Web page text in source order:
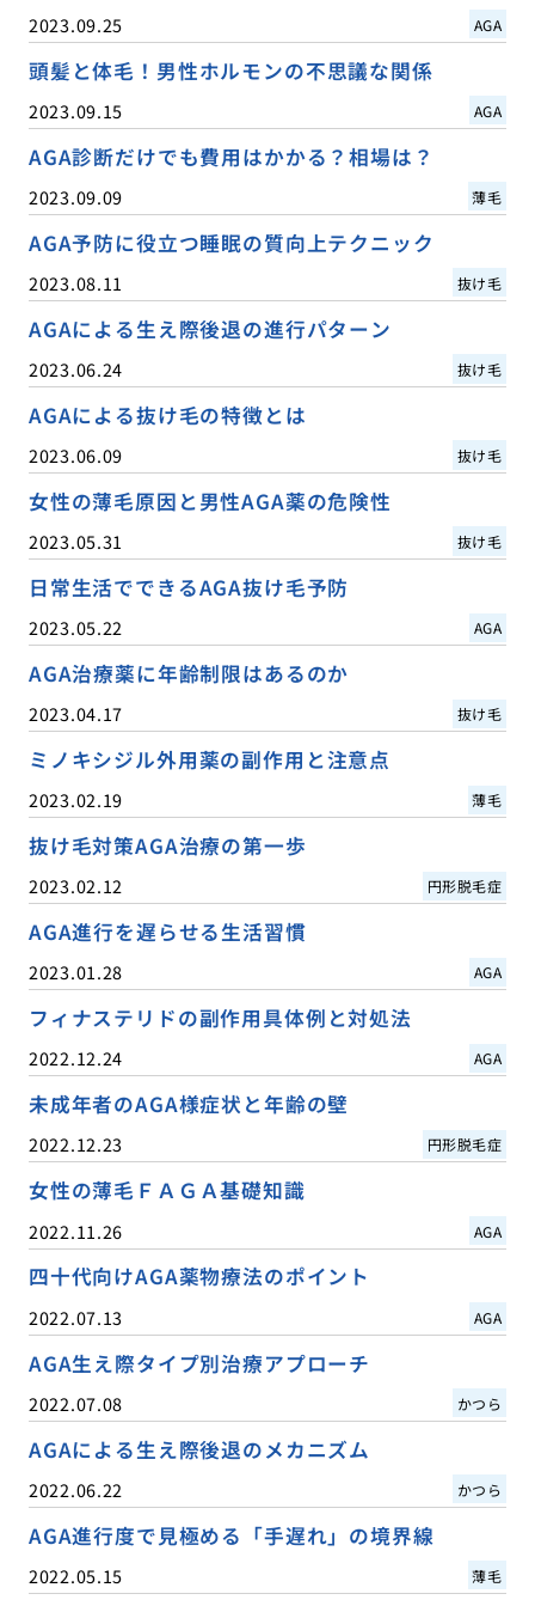
2023.09.25 AGA
頭髪と体毛！男性ホルモンの不思議な関係
2023.09.15 AGA
AGA診断だけでも費用はかかる？相場は？
2023.09.09 薄毛
AGA予防に役立つ睡眠の質向上テクニック
2023.08.11 抜け毛
AGAによる生え際後退の進行パターン
2023.06.24 抜け毛
AGAによる抜け毛の特徴とは
2023.06.09 抜け毛
女性の薄毛原因と男性AGA薬の危険性
2023.05.31 抜け毛
日常生活でできるAGA抜け毛予防
2023.05.22 AGA
AGA治療薬に年齢制限はあるのか
2023.04.17 抜け毛
ミノキシジル外用薬の副作用と注意点
2023.02.19 薄毛
抜け毛対策AGA治療の第一歩
2023.02.12 円形脱毛症
AGA進行を遅らせる生活習慣
2023.01.28 AGA
フィナステリドの副作用具体例と対処法
2022.12.24 AGA
未成年者のAGA様症状と年齢の壁
2022.12.23 円形脱毛症
女性の薄毛ＦＡＧＡ基礎知識
2022.11.26 AGA
四十代向けAGA薬物療法のポイント
2022.07.13 AGA
AGA生え際タイプ別治療アプローチ
2022.07.08 かつら
AGAによる生え際後退のメカニズム
2022.06.22 かつら
AGA進行度で見極める「手遅れ」の境界線
2022.05.15 薄毛